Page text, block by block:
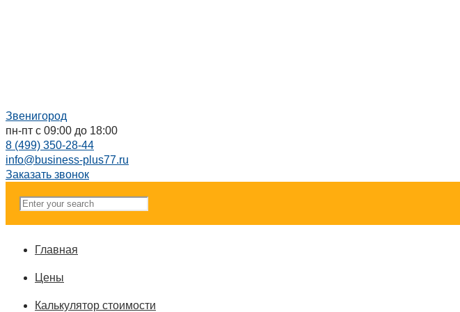
Звенигород
пн-пт с 09:00 до 18:00
8 (499) 350-28-44
info@business-plus77.ru
Заказать звонок
Главная
Цены
Калькулятор стоимости